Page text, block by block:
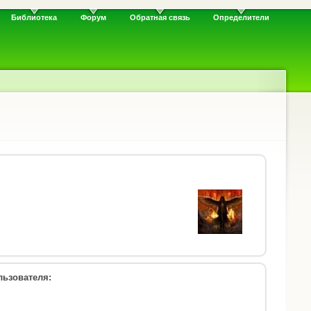
Библиотека Форум Обратная связь Определители